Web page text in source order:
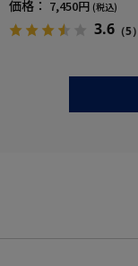
価格： 7,450円 (税込)
3.6 （5）